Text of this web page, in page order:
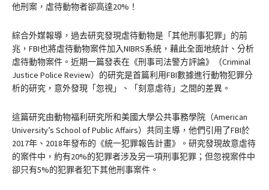
他刑案，虐待動物者卻高達20%！
綜合外媒報導，過去研究發現虐待動物是「其他刑事犯罪」的前
兆，FBI也將虐待動物案件加入NIBRS系統，藉此全面地統計、分析
虐待動物案件。近期一篇發表在《刑事司法警方評論》（Criminal
Justice Police Review）的研究是首篇利用FBI數據進行動物犯罪分
析的研究，意外發現「忽視」、「刻意虐待」之間的差異。
這篇研究由動物福利研究所和美國大學公共事務學院（American
University’s School of Public Affairs）共同主導，他們引用了FBI於
2017年、2018年發布的《統一犯罪報告計畫》。研究發現故意虐待
的案件中，約有20%的犯罪者涉及另一項刑事犯罪；但忽視案件中
卻只有5%的犯罪者犯下其他刑事案件。